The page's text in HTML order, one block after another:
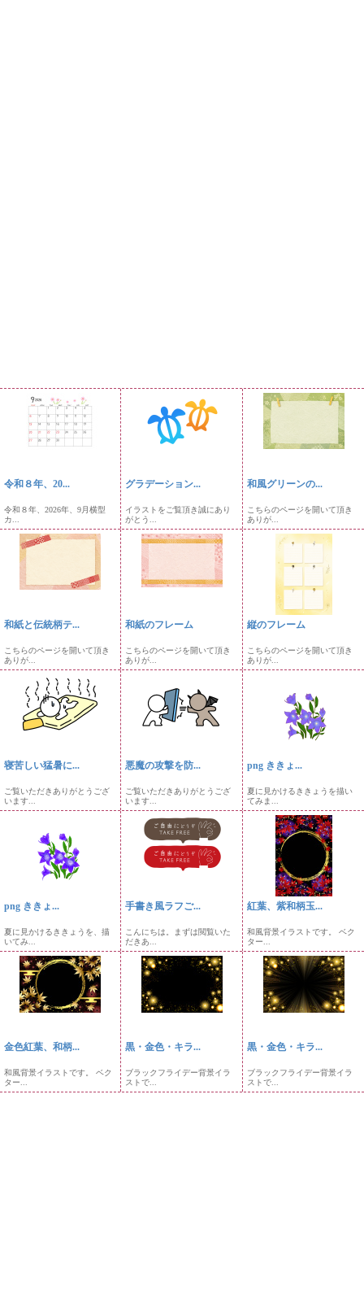
令和８年、20...
令和８年、2026年、9月横型
カ...
グラデーション...
イラストをご覧頂き誠にあり
がとう...
和風グリーンの...
こちらのページを開いて頂き
ありが...
和紙と伝統柄テ...
こちらのページを開いて頂き
ありが...
和紙のフレーム
こちらのページを開いて頂き
ありが...
縦のフレーム
こちらのページを開いて頂き
ありが...
寝苦しい猛暑に...
ご覧いただきありがとうござ
います...
悪魔の攻撃を防...
ご覧いただきありがとうござ
います...
png ききょ...
夏に見かけるききょうを描い
てみま...
png ききょ...
夏に見かけるききょうを、描
いてみ...
手書き風ラフご...
こんにちは。まずは閲覧いた
だきあ...
紅葉、紫和柄玉...
和風背景イラストです。 ベク
ター...
金色紅葉、和柄...
和風背景イラストです。 ベク
ター...
黒・金色・キラ...
ブラックフライデー背景イラ
ストで...
黒・金色・キラ...
ブラックフライデー背景イラ
ストで...